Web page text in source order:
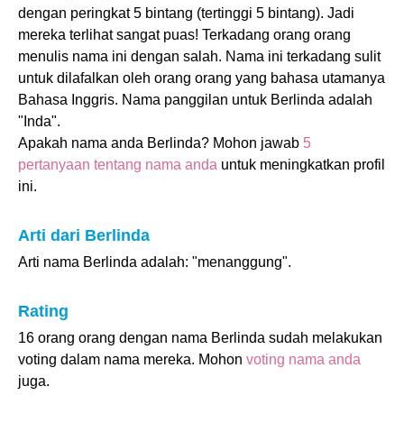
dengan peringkat 5 bintang (tertinggi 5 bintang). Jadi
mereka terlihat sangat puas! Terkadang orang orang
menulis nama ini dengan salah. Nama ini terkadang sulit
untuk dilafalkan oleh orang orang yang bahasa utamanya
Bahasa Inggris. Nama panggilan untuk Berlinda adalah
"Inda".
Apakah nama anda Berlinda? Mohon jawab 5
pertanyaan tentang nama anda untuk meningkatkan profil
ini.
Arti dari Berlinda
Arti nama Berlinda adalah: "menanggung".
Rating
16 orang orang dengan nama Berlinda sudah melakukan
voting dalam nama mereka. Mohon voting nama anda
juga.